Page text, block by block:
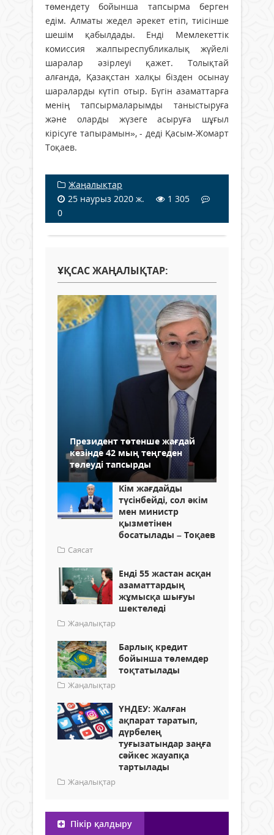
төмендету бойынша тапсырма берген
едім. Алматы жедел әрекет етіп, тиісінше
шешім қабылдады. Енді Мемлекеттік
комиссия жалпыреспубликалық жүйелі
шаралар әзірлеуі қажет. Толықтай
алғанда, Қазақстан халқы бізден осынау
шараларды күтіп отыр. Бүгін азаматтарға
менің тапсырмаларымды таныстыруға
және оларды жүзеге асыруға шұғыл
кірісуге тапырамын», - деді Қасым-Жомарт
Тоқаев.
Жаңалықтар
25 наурыз 2020 ж.
1 305
0
ҰҚСАС ЖАҢАЛЫҚТАР:
Президент төтенше жағдай
кезінде 42 мың теңгеден
төлеуді тапсырды
Кім жағдайды
түсінбейді, сол әкім
мен министр
қызметінен
босатылады – Тоқаев
Саясат
Енді 55 жастан асқан
азаматтардың
жұмысқа шығуы
шектеледі
Жаңалықтар
Барлық кредит
бойынша төлемдер
тоқтатылады
Жаңалықтар
ҮНДЕУ: Жалған
ақпарат таратып,
дүрбелең
туғызатындар заңға
сәйкес жауапқа
тартылады
Жаңалықтар
Пікір қалдыру